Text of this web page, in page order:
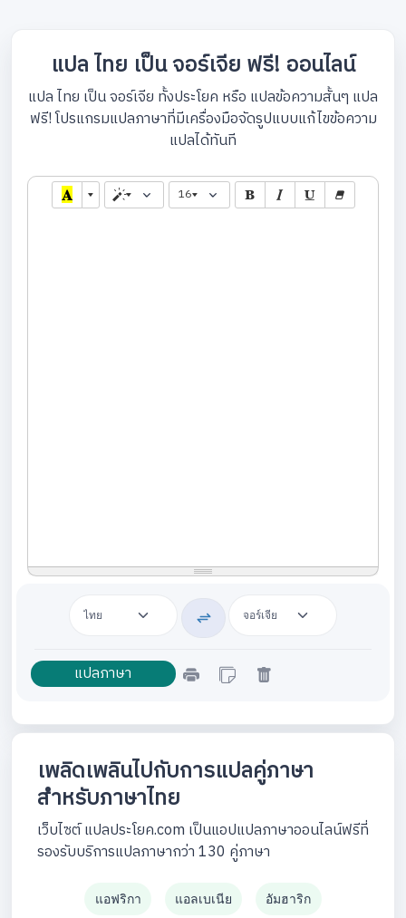
แปล ไทย เป็น จอร์เจีย ฟรี! ออนไลน์
แปล ไทย เป็น จอร์เจีย ทั้งประโยค หรือ แปลข้อความสั้นๆ แปล
ฟรี! โปรแกรมแปลภาษาที่มีเครื่องมือจัดรูปแบบแก้ไขข้อความ
แปลได้ทันที
16
เพลิดเพลินไปกับการแปลคู่ภาษา
สำหรับภาษาไทย
เว็บไซต์ แปลประโยค.com เป็นแอปแปลภาษาออนไลน์ฟรีที่
รองรับบริการแปลภาษากว่า 130 คู่ภาษา
แอฟริกา แอลเบเนีย อัมฮาริก